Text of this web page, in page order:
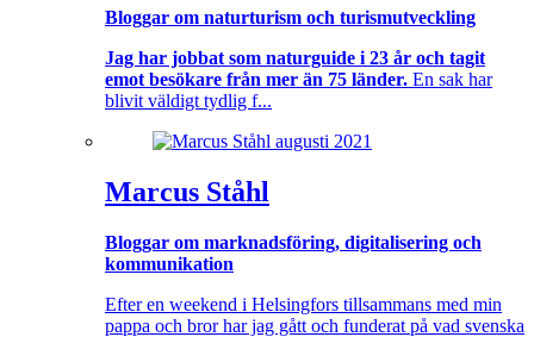
Bloggar om naturturism och turismutveckling
Jag har jobbat som naturguide i 23 år och tagit
emot besökare från mer än 75 länder. En sak har
blivit väldigt tydlig f...
Marcus Ståhl
Bloggar om marknadsföring, digitalisering och
kommunikation
Efter en weekend i Helsingfors tillsammans med min
pappa och bror har jag gått och funderat på vad svenska